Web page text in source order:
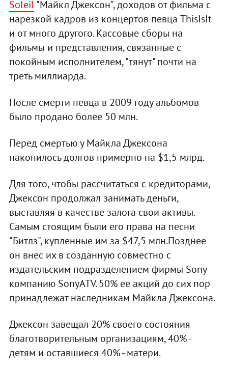
Soleil"Майкл Джексон", доходов от фильма с
нарезкой кадров из концертов певца ThisIsIt
и от много другого. Кассовые сборы на
фильмы и представления, связанные с
покойным исполнителем, "тянут" почти на
треть миллиарда.
После смерти певца в 2009 году альбомов
было продано более 50 млн.
Перед смертью у Майкла Джексона
накопилось долгов примерно на $1,5 млрд.
Для того, чтобы рассчитаться с кредиторами,
Джексон продолжал занимать деньги,
выставляя в качестве залога свои активы.
Самым стоящим были его права на песни
"Битлз", купленные им за $47,5 млн.Позднее
он внес их в созданную совместно с
издательским подразделением фирмы Sony
компанию SonyATV. 50% ее акций до сих пор
принадлежат наследникам Майкла Джексона.
Джексон завещал 20% своего состояния
благотворительным организациям, 40% -
детям и оставшиеся 40% - матери.